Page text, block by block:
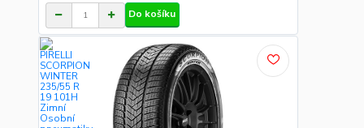
Do košíku